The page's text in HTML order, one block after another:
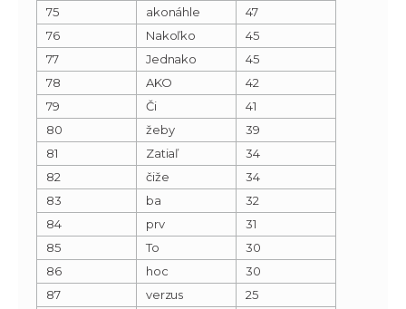
75 akonáhle
47
76
Nakoľko
45
77
Jednako
45
78
AKO
42
79
Či
41
80
žeby
39
81
Zatiaľ
34
82
čiže
34
83
ba
32
84
prv
31
85
To
30
86
hoc
30
87
verzus
25